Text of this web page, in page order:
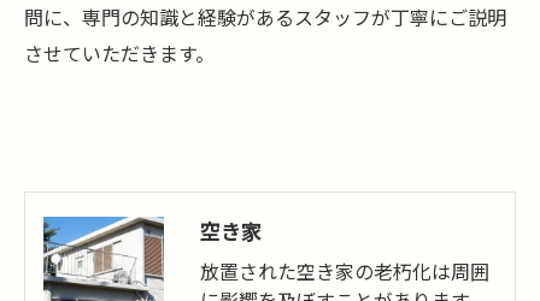
問に、専門の知識と経験があるスタッフが丁寧にご説明
させていただきます。
空き家
放置された空き家の老朽化は周囲